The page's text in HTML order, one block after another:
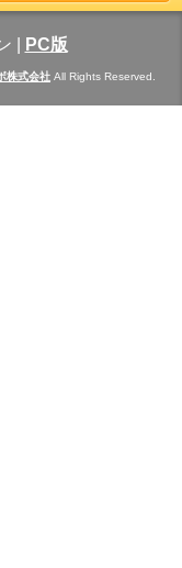
PC版
株式会社 All Rights Reserved.